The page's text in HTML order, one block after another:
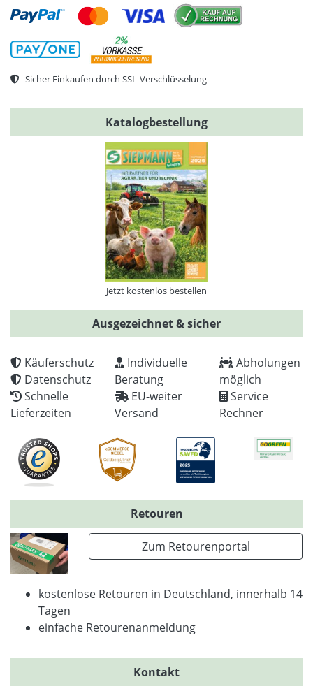
Sicher Einkaufen durch SSL-Verschlüsselung
Katalogbestellung
Jetzt kostenlos bestellen
Ausgezeichnet & sicher
Käuferschutz
Datenschutz
Schnelle
Lieferzeiten
Individuelle
Beratung
EU-weiter
Versand
Abholungen
möglich
Service
Rechner
Retouren
Zum Retourenportal
kostenlose Retouren in Deutschland, innerhalb 14
Tagen
einfache Retourenanmeldung
Kontakt